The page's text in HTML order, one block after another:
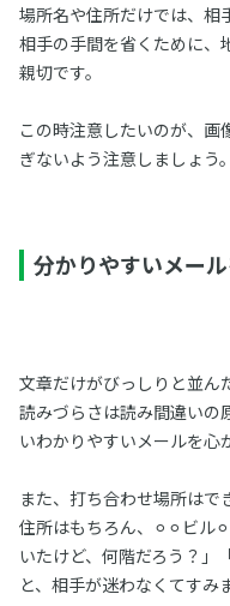
場所名や住所だけでは、相
相手の手間を省くために、
親切です。
この時注意したいのが、画
ぎないよう注意しましょう。
分かりやすいメー
文章だけがびっしりと並ん
読みづらさは読み間違いの
いわかりやすいメールを心
また、打ち合わせ場所はで
住所はもちろん、⚪︎⚪︎ビル
いたけど、何階だろう？」
と、相手が迷わなくてすみ